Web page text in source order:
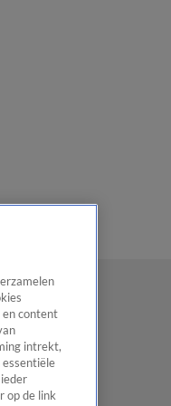
en content
intrekt,
op de link